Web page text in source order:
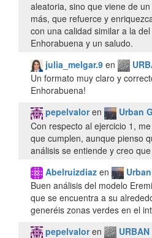
aleatoria, sino que viene de
más, que refuerce y
con una calidad similar a la
Enhorabuena y un saludo.
julia_melgar.9 en
Un formato muy claro y
Enhorabuena!
pepelvaloren Urban
Con respecto al ejercicio 1,
que cumplen, aunque pienso
Abelruizdiaz en
Buen análisis del modelo
que se encuentra a su
generéis zonas verdes en el
pepelvaloren